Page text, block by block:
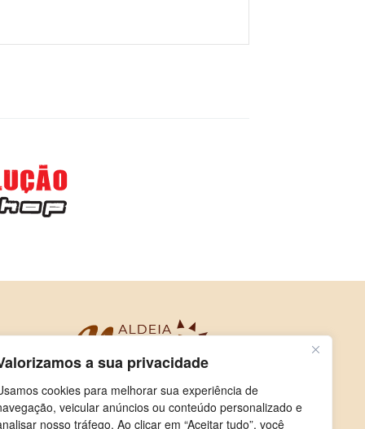
a sua privacidade
cookies para melhorar sua experiência de
veicular anúncios ou conteúdo personalizado e
nosso tráfego. Ao clicar em “Aceitar tudo”, você